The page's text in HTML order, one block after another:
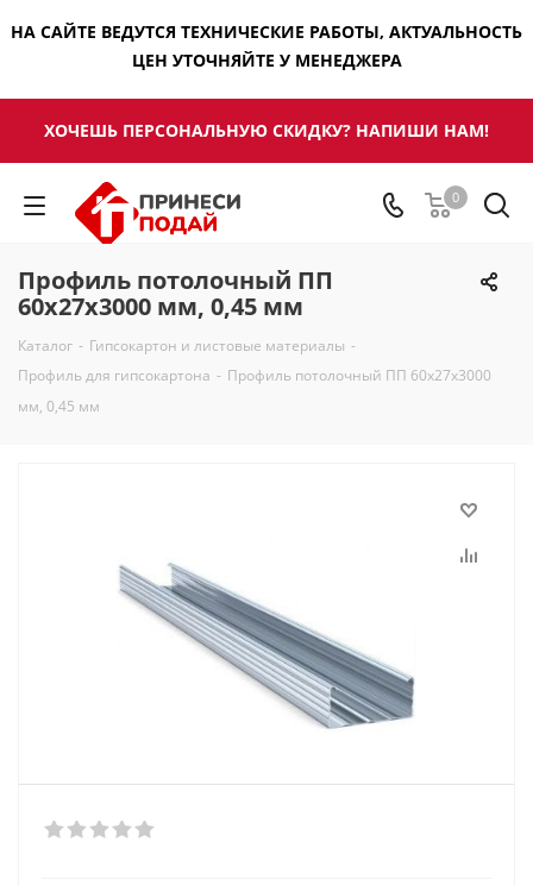
НА САЙТЕ ВЕДУТСЯ ТЕХНИЧЕСКИЕ РАБОТЫ, АКТУАЛЬНОСТЬ
ЦЕН УТОЧНЯЙТЕ У МЕНЕДЖЕРА
ХОЧЕШЬ ПЕРСОНАЛЬНУЮ СКИДКУ? НАПИШИ НАМ!
0
Профиль потолочный ПП
60х27х3000 мм, 0,45 мм
Каталог - Гипсокартон и листовые материалы -
Профиль для гипсокартона - Профиль потолочный ПП 60х27х3000
мм, 0,45 мм